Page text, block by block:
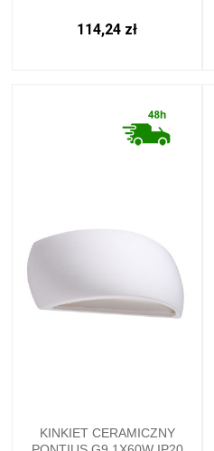
114,24 zł
KINKIET CERAMICZNY